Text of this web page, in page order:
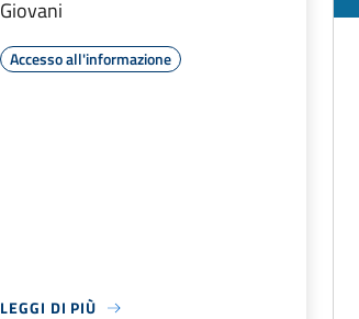
Giovani
Accesso all'informazione
LEGGI DI PIÙ